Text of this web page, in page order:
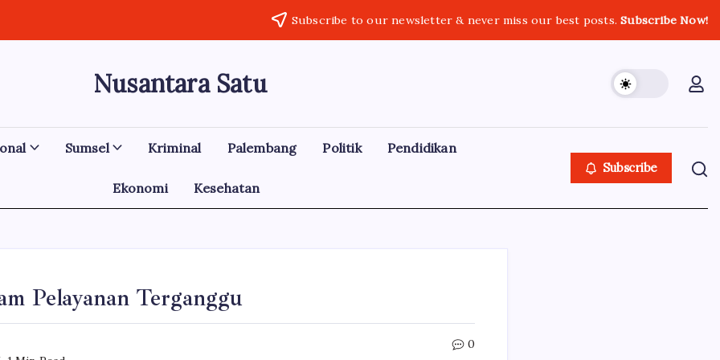
Subscribe to our newsletter & never miss our best posts.Subscribe Now!
Nusantara Satu
Berita
Sumsel Kriminal Palembang Politik Pendidikan
Ekonomi Kesehatan
Subscribe
Pelayanan Terganggu
0